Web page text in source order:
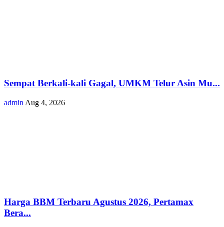
Sempat Berkali-kali Gagal, UMKM Telur Asin Mu...
admin Aug 4, 2026
Harga BBM Terbaru Agustus 2026, Pertamax
Bera...